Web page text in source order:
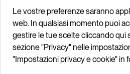
ASSISTENZA
Assistenza
PRENOTA APPUNTAMENTO
Le vostre preferenze saranno
web. In qualsiasi momento puoi
gestire le tue scelte cliccando qui
sezione "Privacy" nelle
"Impostazioni privacy e cookie" in